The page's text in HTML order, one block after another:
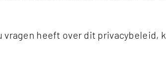
heeft over dit privacybeleid,